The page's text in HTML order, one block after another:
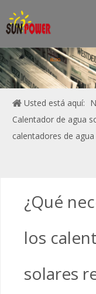
Hogar
Calentador de agua
Servicios
Proyecto
BLOG
Usted está aquí:
Calentador de agua
calentadores de
¿Qué
los
solares